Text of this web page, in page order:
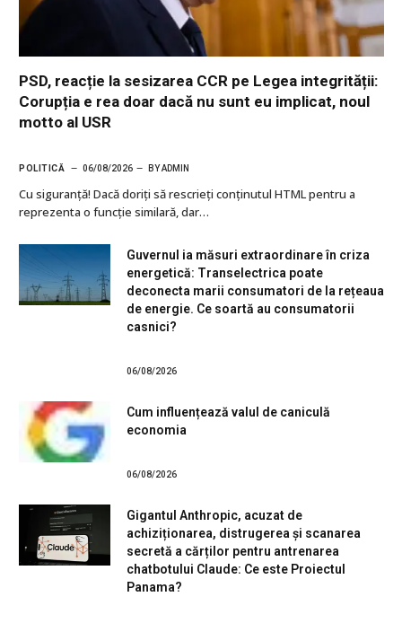
PSD, reacție la sesizarea CCR pe Legea integrității:
Corupția e rea doar dacă nu sunt eu implicat, noul
motto al USR
POLITICĂ 06/08/2026 BYADMIN
Cu siguranţă! Dacă doriți să rescrieți conținutul HTML pentru a
reprezenta o funcție similară, dar…
Guvernul ia măsuri extraordinare în criza
energetică: Transelectrica poate
deconecta marii consumatori de la rețeaua
de energie. Ce soartă au consumatorii
casnici?
06/08/2026
Cum influențează valul de caniculă
economia
06/08/2026
Gigantul Anthropic, acuzat de
achiziționarea, distrugerea și scanarea
secretă a cărților pentru antrenarea
chatbotului Claude: Ce este Proiectul
Panama?